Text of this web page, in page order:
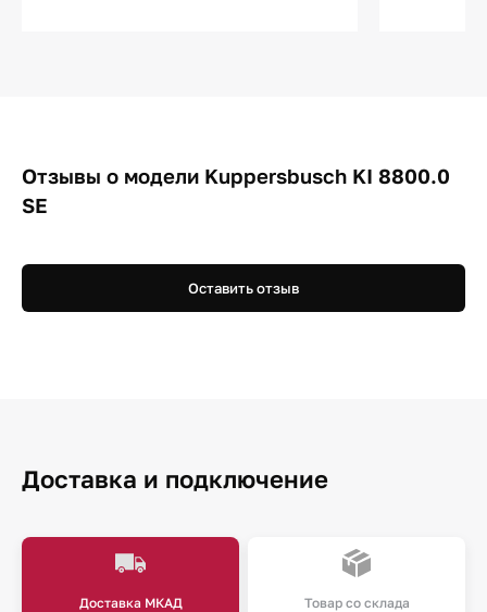
Отзывы о модели Kuppersbusch KI 8800.0
SE
Оставить отзыв
Доставка и подключение
Доставка МКАД Товар со склада